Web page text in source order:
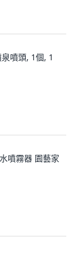
噴頭, 1個, 1
噴霧器 園藝家